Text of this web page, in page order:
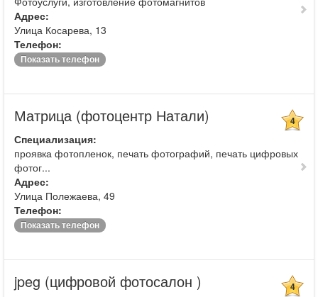
Адрес:
Улица Косарева, 13
Телефон:
Показать телефон
Матрица (фотоцентр Натали) 4
Специализация:
проявка фотопленок, печать фотографий, печать цифровых
фотог...
Адрес:
Улица Полежаева, 49
Телефон:
Показать телефон
jpeg (цифровой фотосалон ) 4